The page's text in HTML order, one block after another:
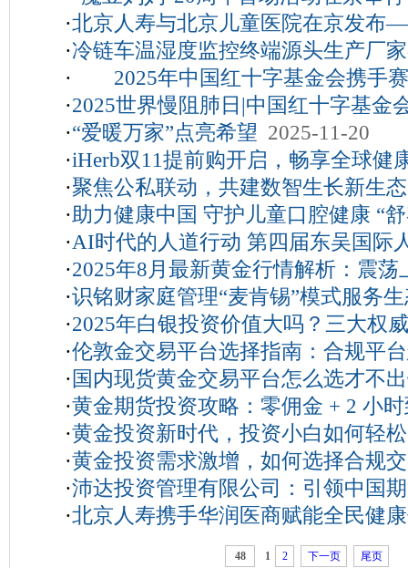
述逆境重生与美丽同行的力量 2026-
·北京人寿与北京儿童医院在京发布
期健康保障方案 2026-04-30
·冷链车温湿度监控终端源头生产厂
28
· 2025年中国红十字基金会携手赛
2型哮喘及慢阻肺病疾病教育会
·2025世界慢阻肺日|中国红十字基金
开展专题疾病教育会
2025-11-24
·“爱暖万家”点亮希望 2025-11-20
·iHerb双11提前购开启，畅享全球健
·聚焦公私联动，共建数智生长新生
未来峰会精彩回顾 2025-10-22
·助力健康中国 守护儿童口腔健康 “
科学防龋公益行动”湖南岳阳站圆满
·AI时代的人道行动 第四届东吴国际
2025-09-08
·2025年8月最新黄金行情解析：震
2025-08-22
·识铭财家庭管理“麦肯锡”模式服务
2025-08-22
·2025年白银投资价值大吗？三大权
平台助力把握机遇 2025-08-20
·伦敦金交易平台选择指南：合规平
14
· 国内现货黄金交易平台怎么选才不
·黄金期货投资攻略：零佣金 + 2 小
·黄金投资新时代，投资小白如何轻
大门？ 2025-08-06
·黄金投资需求激增，如何选择合规
04
·沛达投资管理有限公司：引领中国
纪元 2025-07-18
·北京人寿携手华润医商赋能全民健
2025-06-20
48 1 2 下一页 尾页